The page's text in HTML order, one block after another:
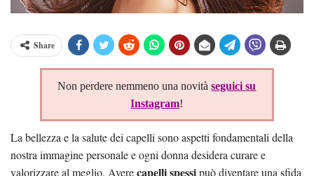
Share
Non perdere nemmeno una novitàseguici su
Instagram!
La bellezza e la salute dei capelli sono aspetti fondamentali della
nostra immagine personale e ogni donna desidera curare e
valorizzare al meglio. Averecapelli spessipuò diventare una sfida